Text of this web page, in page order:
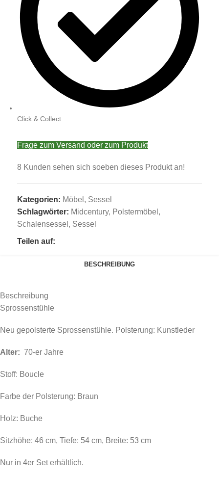
Click & Collect
Frage zum Versand oder zum Produkt
8 Kunden sehen sich soeben dieses Produkt an!
Kategorien: Möbel , Sessel
Schlagwörter: Midcentury, Polstermöbel ,
Schalensessel , Sessel
Teilen auf:
BESCHREIBUNG
Beschreibung
Sprossenstühle
Neu gepolsterte Sprossenstühle. Polsterung: Kunstleder
Alter: 70-er Jahre
Stoff: Boucle
Farbe der Polsterung: Braun
Holz: Buche
Sitzhöhe: 46 cm, Tiefe: 54 cm, Breite: 53 cm
Nur in 4er Set erhältlich.